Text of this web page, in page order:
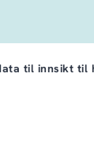
til innsikt til